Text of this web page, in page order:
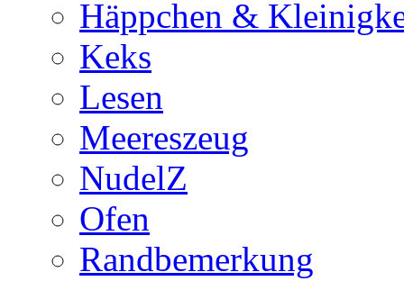
Häppchen &
Keks
Lesen
Meereszeug
NudelZ
Ofen
Randbemerkung